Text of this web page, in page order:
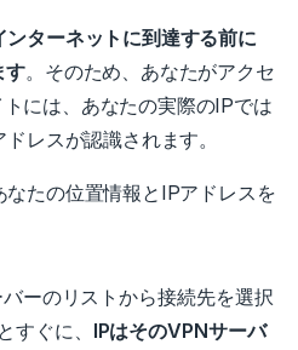
ンターネットに到達する前に
す。 そのため、あなたがアクセ
には、あなたの実際のIPでは
レスが認識されます。
たの位置情報とIPアドレスを
ーのリストから接続先を選択
すぐに、 IPはそのVPNサーバ